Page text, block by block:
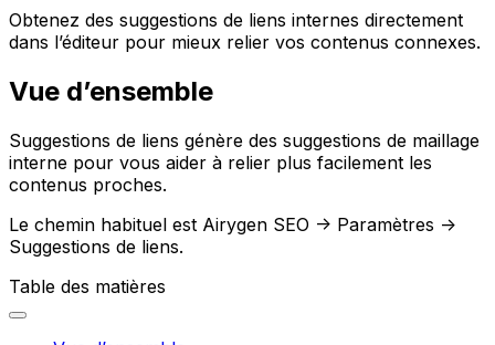
Obtenez des suggestions de liens internes directement
dans l’éditeur pour mieux relier vos contenus connexes.
Vue d’ensemble
Suggestions de liens génère des suggestions de maillage
interne pour vous aider à relier plus facilement les
contenus proches.
Le chemin habituel est Airygen SEO -> Paramètres ->
Suggestions de liens.
Table des matières